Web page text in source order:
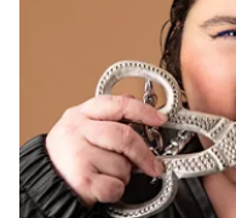
ÉLETMÓD
BESZÉLGETÉSEK
VIDEÓ
GASZTRO